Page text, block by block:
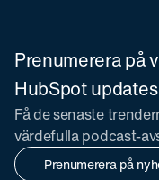
Prenumerera på
HubSpot updates
Få de senaste
värdefulla podcast-
Prenumerera på